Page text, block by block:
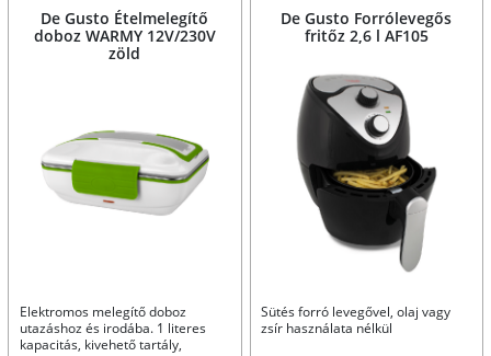
De Gusto Ételmelegítő
doboz WARMY 12V/230V
zöld
Elektromos melegítő doboz
utazáshoz és irodába. 1 literes
kapacitás, kivehető tartály,
De Gusto Forrólevegős
fritőz 2,6 l AF105
Sütés forró levegővel, olaj vagy
zsír használata nélkül